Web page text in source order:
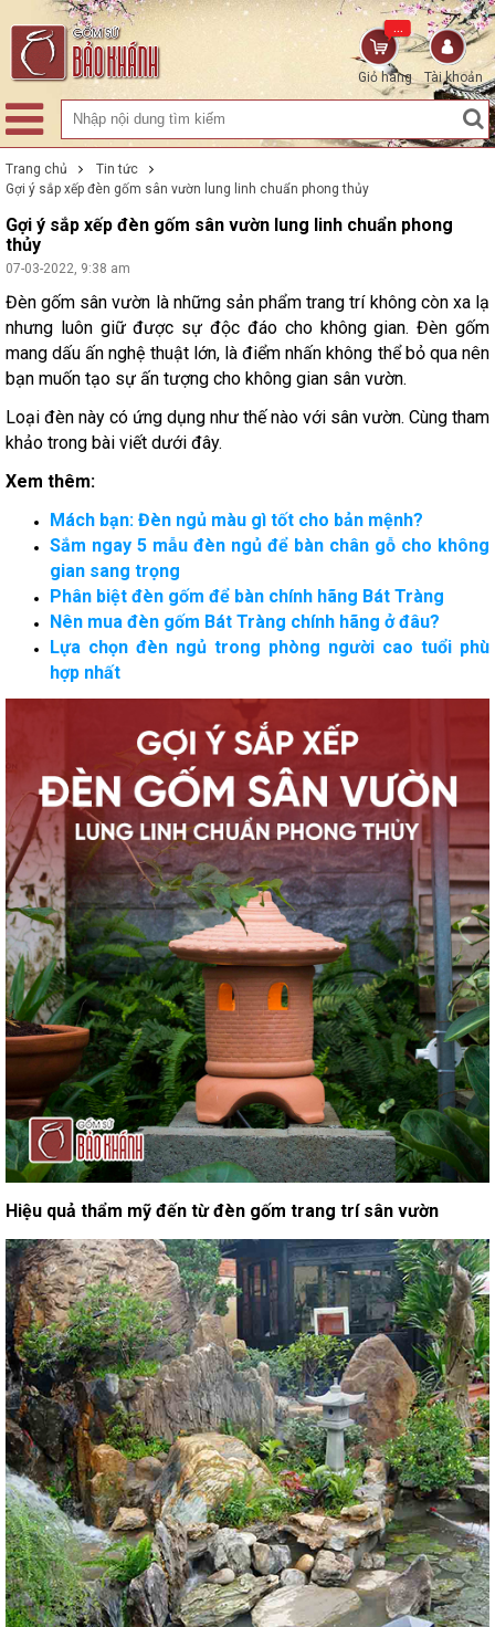
Tài khoản
Giỏ hàng
...
Trang chủ
Tin tức
Gợi ý sắp xếp đèn gốm sân vườn lung linh chuẩn phong thủy
Gợi ý sắp xếp đèn gốm sân vườn lung linh chuẩn phong
thủy
07-03-2022, 9:38 am
Đèn gốm sân vườn là những sản phẩm trang trí không còn xa lạ
nhưng luôn giữ được sự độc đáo cho không gian. Đèn gốm
mang dấu ấn nghệ thuật lớn, là điểm nhấn không thể bỏ qua nên
bạn muốn tạo sự ấn tượng cho không gian sân vườn.
Loại đèn này có ứng dụng như thế nào với sân vườn. Cùng tham
khảo trong bài viết dưới đây.
Xem thêm:
Mách bạn: Đèn ngủ màu gì tốt cho bản mệnh?
Sắm ngay 5 mẫu đèn ngủ để bàn chân gỗ cho không
gian sang trọng
Phân biệt đèn gốm để bàn chính hãng Bát Tràng
Nên mua đèn gốm Bát Tràng chính hãng ở đâu?
Lựa chọn đèn ngủ trong phòng người cao tuổi phù
hợp nhất
Hiệu quả thẩm mỹ đến từ đèn gốm trang trí sân vườn